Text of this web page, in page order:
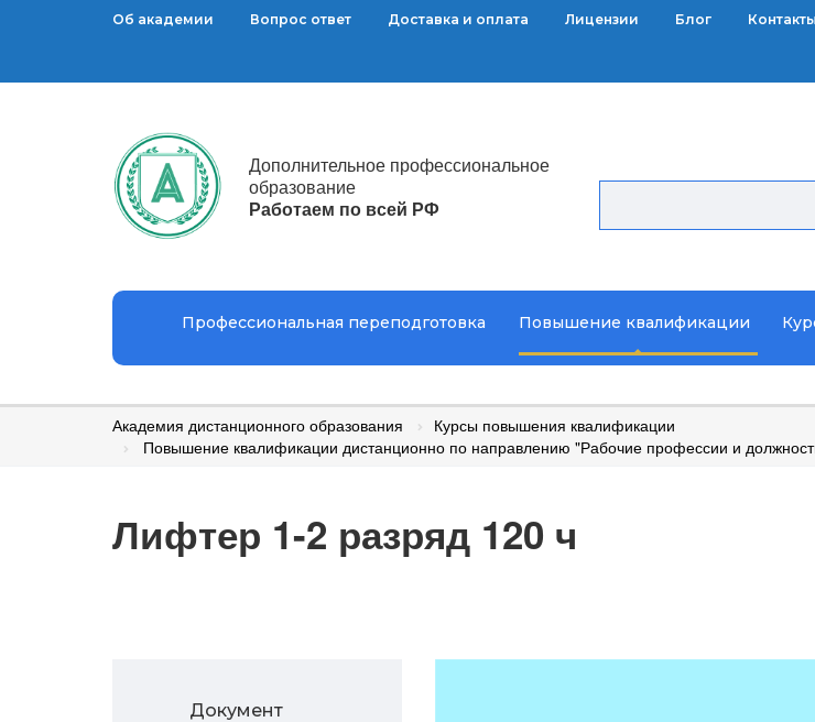
Контакты
Блог
Лицензии
Доставка и оплата
Вопрос ответ
Об академии
Дополнительное профессиональное
образование
Работаем по всей РФ
Профессиональная переподготовка Повышение квалификации
Академия дистанционного образования
Курсы повышения квалификации
Повышение квалификации дистанционно по направлению "Рабочие профессии и
Лифтер 1-2 разряд 120 ч
Документ